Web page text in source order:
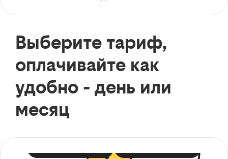
Выберите тариф,
оплачивайте как
удобно - день или
месяц